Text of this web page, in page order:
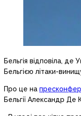
Бельгія відповіла, де
Бельгією літаки-
Про це на
Бельгії Александр Де